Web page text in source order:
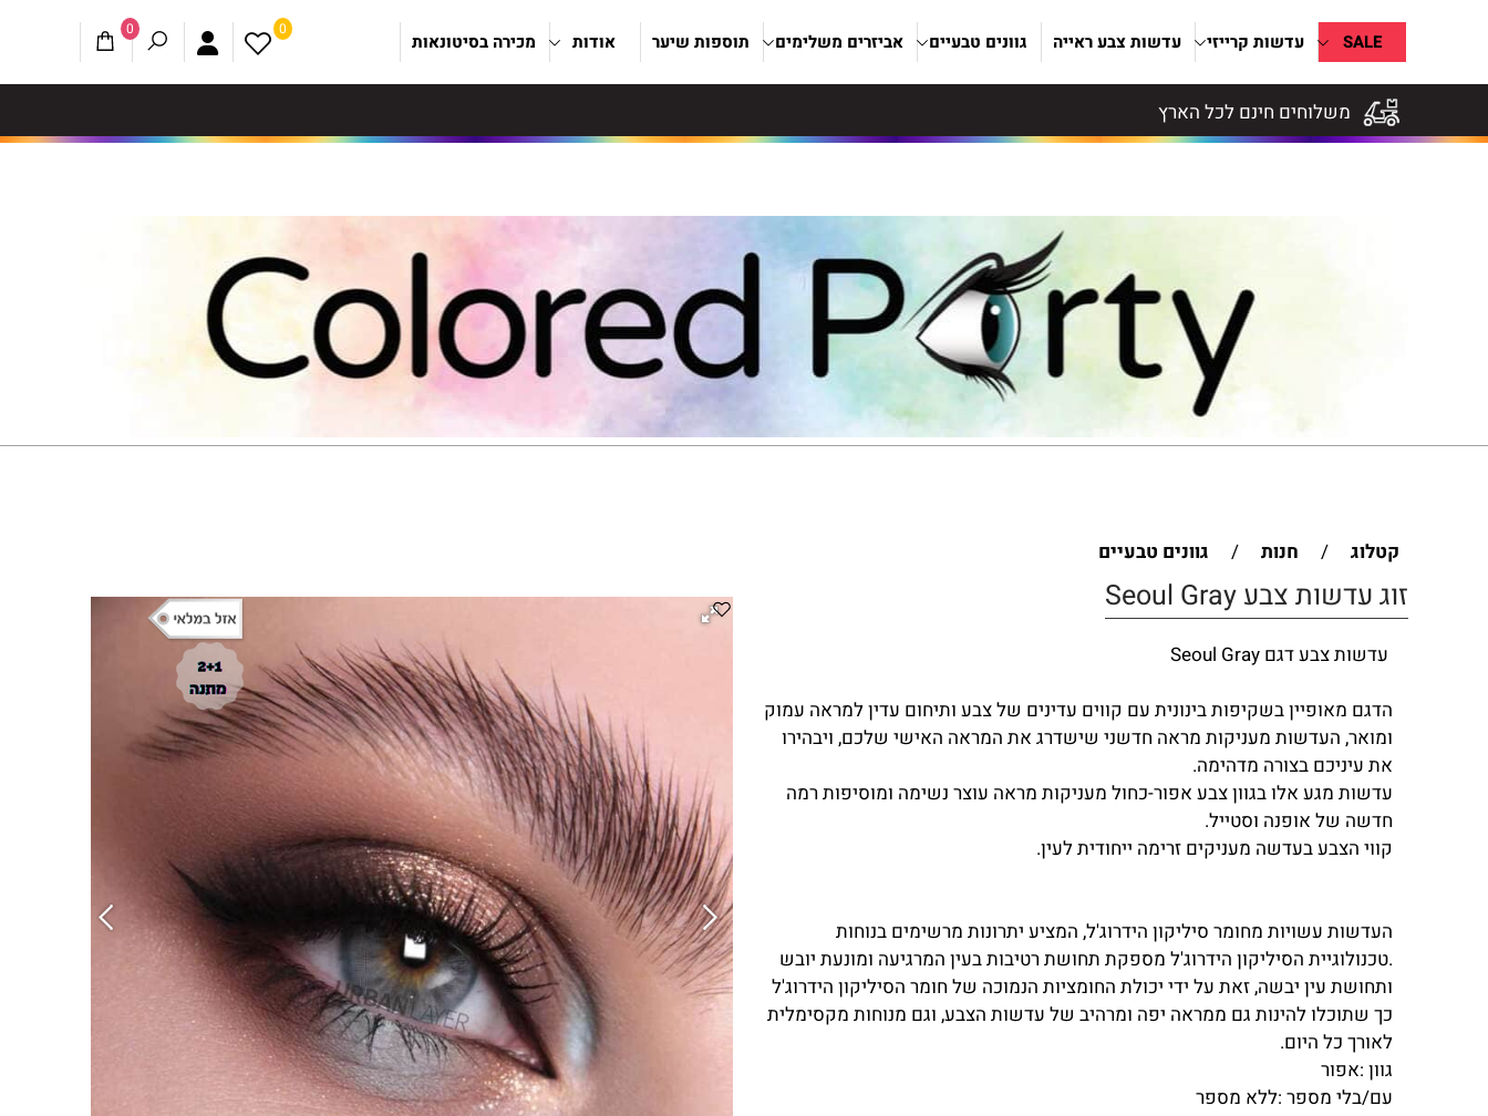
משלוחים חינם לכל הארץ
0 0
SALE עדשות קרייזי עדשות צבע ראייה גוונים טבעיים אביזרים משלימים תוספות שיער אודות מכירה בסיטונאות
קטלוג / חנות / גוונים טבעיים
זוג עדשות צבע Seoul Gray
עדשות צבע דגם Seoul Gray
הדגם מאופיין בשקיפות בינונית עם קווים עדינים של צבע ותיחום עדין למראה עמוק
ומואר, העדשות מעניקות מראה חדשני שישדרג את המראה האישי שלכם, ויבהירו
את עיניכם בצורה מדהימה.
עדשות מגע אלו בגוון צבע אפור-כחול מעניקות מראה עוצר נשימה ומוסיפות רמה
חדשה של אופנה וסטייל.
קווי הצבע בעדשה מעניקים זרימה ייחודית לעין.
העדשות עשויות מחומר סיליקון הידרוג'ל, המציע יתרונות מרשימים בנוחות
.טכנולוגיית הסיליקון הידרוג'ל מספקת תחושת רטיבות בעין המרגיעה ומונעת יובש
ותחושת עין יבשה, זאת על ידי יכולת החומציות הנמוכה של חומר הסיליקון הידרוג'ל
כך שתוכלו להינות גם ממראה יפה ומרהיב של עדשות הצבע, וגם מנוחות מקסימלית
לאורך כל היום.
גוון :אפור
עם/בלי מספר :ללא מספר